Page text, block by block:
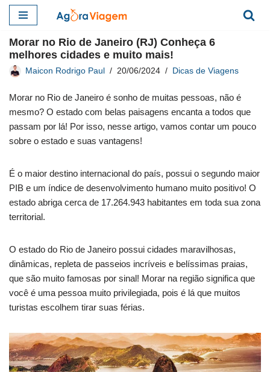
para
o
conteúdo
Morar no Rio de Janeiro (RJ) Conheça 6
melhores cidades e muito mais!
Maicon Rodrigo Paul 20/06/2024 Dicas de Viagens
Morar no Rio de Janeiro é sonho de muitas pessoas, não é
mesmo? O estado com belas paisagens encanta a todos que
passam por lá! Por isso, nesse artigo, vamos contar um pouco
sobre o estado e suas vantagens!
É o maior destino internacional do país, possui o segundo maior
PIB e um índice de desenvolvimento humano muito positivo! O
estado abriga cerca de 17.264.943 habitantes em toda sua zona
territorial.
O estado do Rio de Janeiro possui cidades maravilhosas,
dinâmicas, repleta de passeios incríveis e belíssimas praias,
que são muito famosas por sinal! Morar na região significa que
você é uma pessoa muito privilegiada, pois é lá que muitos
turistas escolhem tirar suas férias.